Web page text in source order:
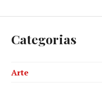
Categorias
Arte